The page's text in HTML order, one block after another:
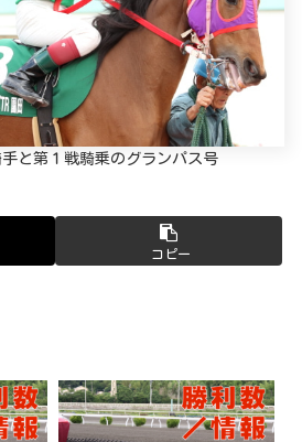
と第１戦騎乗のグランパス号
コピー